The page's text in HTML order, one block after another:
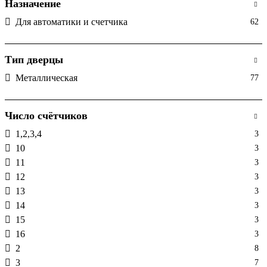
Назначение
Для автоматики и счетчика 62
Тип дверцы
Металлическая 77
Число счётчиков
1,2,3,4 3
10 3
11 3
12 3
13 3
14 3
15 3
16 3
2 8
3 7